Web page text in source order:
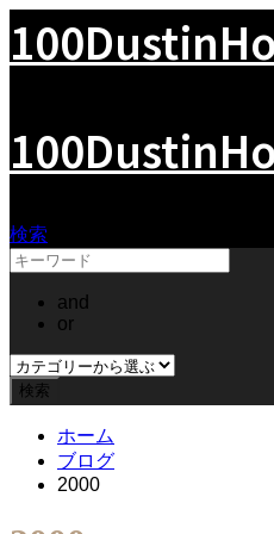
検索
and
or
ホーム
ブログ
2000